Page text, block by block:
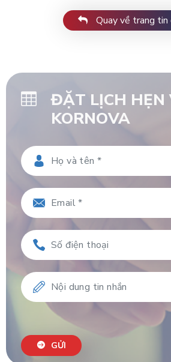
Quay về trang tin
ĐẶT LỊCH HẸN
KORNOVA
GỬI